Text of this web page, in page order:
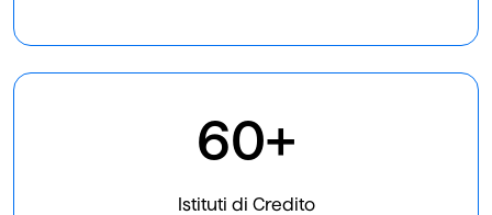
60+
Istituti di Credito